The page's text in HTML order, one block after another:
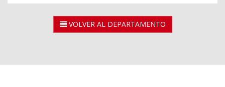
VOLVER AL DEPARTAMENTO